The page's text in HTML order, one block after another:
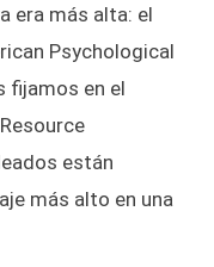
era más alta: el
Psychological
fijamos en el
están
más alto en una